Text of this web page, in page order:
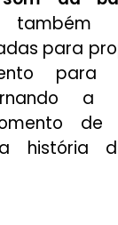
também
para
para
a
de
história